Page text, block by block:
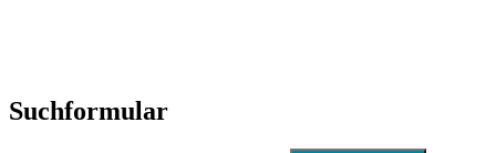
Suchformular